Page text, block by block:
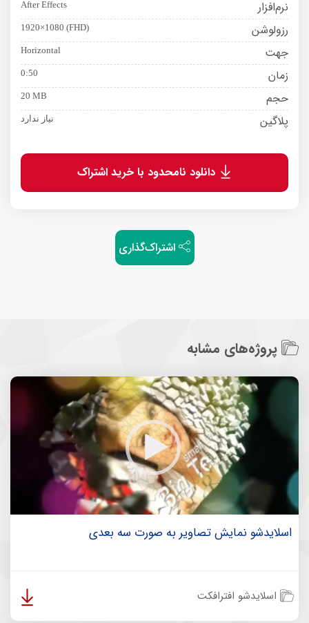
صفحه
نرم‌افزار After Effects
رزولوشن 1920×1080 (FHD)
جهت Horizontal
زمان 0:50
حجم 20 MB
پلاگین نیاز ندارد
دانلود نامحدود با خرید اشتراک
اشتراک‌گذاری
پروژه‌های مشابه
اسلایدشو نمایش تصاویر به صورت سه بعدی
اسلایدشو افترافکت